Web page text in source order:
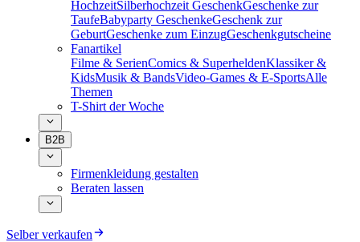
HochzeitSilberhochzeit GeschenkGeschenke zur
TaufeBabyparty GeschenkeGeschenk zur
GeburtGeschenke zum EinzugGeschenkgutscheine
Fanartikel
Filme & SerienComics & SuperheldenKlassiker &
KidsMusik & BandsVideo-Games & E-SportsAlle
Themen
T-Shirt der Woche
B2B
Firmenkleidung gestalten
Beraten lassen
Selber verkaufen